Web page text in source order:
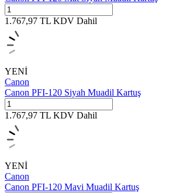
1.767,97 TL KDV Dahil
YENİ
Canon
Canon PFI-120 Siyah Muadil Kartuş
1.767,97 TL KDV Dahil
YENİ
Canon
Canon PFI-120 Mavi Muadil Kartuş